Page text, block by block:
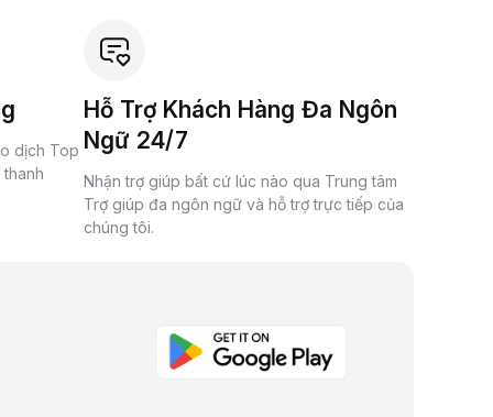
dịch Top
Hỗ Trợ Khách Hàng Đa Ngôn
Ngữ 24/7
Nhận trợ giúp bất cứ lúc nào qua Trung tâm
Trợ giúp đa ngôn ngữ và hỗ trợ trực tiếp của
chúng tôi.